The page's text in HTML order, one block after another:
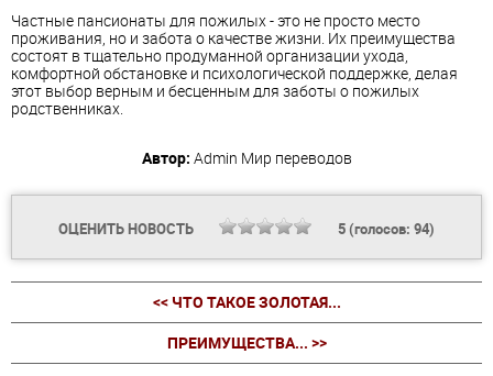
Частные пансионаты для пожилых - это не просто место
проживания, но и забота о качестве жизни. Их преимущества
состоят в тщательно продуманной организации ухода,
комфортной обстановке и психологической поддержке, делая
этот выбор верным и бесценным для заботы о пожилых
родственниках.
Автор: Admin Мир переводов
ОЦЕНИТЬ НОВОСТЬ 5(голосов: 94)
<< ЧТО ТАКОЕ ЗОЛОТАЯ...
ПРЕИМУЩЕСТВА... >>